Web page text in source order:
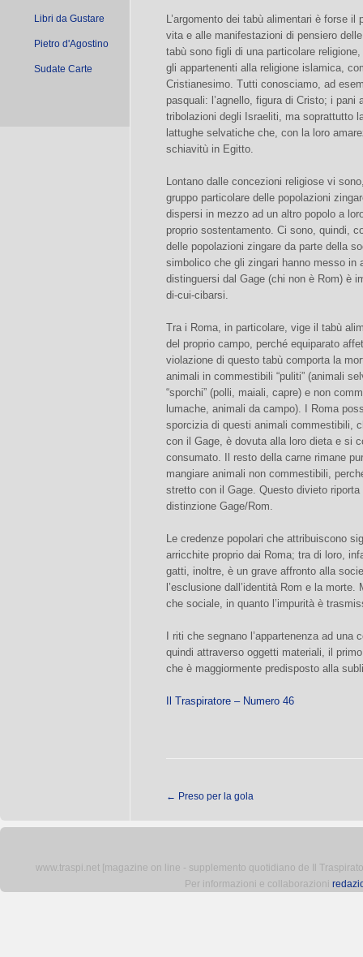
Libri da Gustare
Pietro d'Agostino
Sudate Carte
L’argomento dei tabù alimentari è forse
vita e alle manifestazioni di pensiero
tabù sono figli di una particolare
gli appartenenti alla religione islamica,
Cristianesimo. Tutti conosciamo, ad
pasquali: l’agnello, figura di Cristo; i
tribolazioni degli Israeliti, ma soprattutto
lattughe selvatiche che, con la loro
schiavitù in Egitto.
Lontano dalle concezioni religiose vi
gruppo particolare delle popolazioni
dispersi in mezzo ad un altro popolo a
proprio sostentamento. Ci sono, quindi,
delle popolazioni zingare da parte della
simbolico che gli zingari hanno messo in
distinguersi dal Gage (chi non è Rom) è
di-cui-cibarsi.
Tra i Roma, in particolare, vige il tabù
del proprio campo, perché equiparato
violazione di questo tabù comporta la
animali in commestibili “puliti” (animali
“sporchi” (polli, maiali, capre) e non
lumache, animali da campo). I Roma
sporcizia di questi animali commestibili,
con il Gage, è dovuta alla loro dieta e si
consumato. Il resto della carne rimane
mangiare animali non commestibili,
stretto con il Gage. Questo divieto
distinzione Gage/Rom.
Le credenze popolari che attribuiscono
arricchite proprio dai Roma; tra di loro,
gatti, inoltre, è un grave affronto alla
l’esclusione dall’identità Rom e la
che sociale, in quanto l’impurità è
I riti che segnano l’appartenenza ad
quindi attraverso oggetti materiali, il
che è maggiormente predisposto alla
Il Traspiratore – Numero 46
← Preso per la gola
www.traspi.net [magazine on line - supplemento quotidiano de Il
Per informazioni e collaborazioni